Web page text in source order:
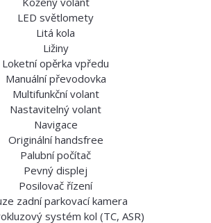
LED světlomety
Litá kola
Ližiny
Loketní opěrka vpředu
Manuální převodovka
Multifunkční volant
Nastavitelný volant
Navigace
Originální handsfree
Palubní počítač
Pevný displej
Posilovač řízení
zadní parkovací kamera
systém kol (TC, ASR)